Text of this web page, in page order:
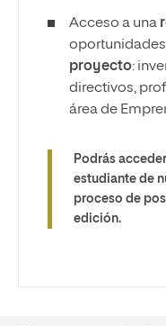
Acceso a una
proyecto:
directivos,
área de
Podrás
estudiante de
proceso de
edición.